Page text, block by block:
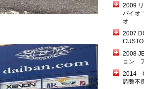
2009
パイオ
オ
2007
2008
ョン
2014
調整不